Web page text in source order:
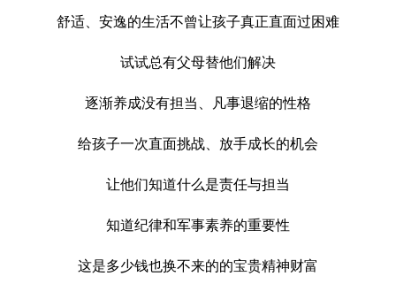
舒适、安逸的生活不曾让孩子真正直面过困难
试试总有父母替他们解决
逐渐养成没有担当、凡事退缩的性格
给孩子一次直面挑战、放手成长的机会
让他们知道什么是责任与担当
知道纪律和军事素养的重要性
这是多少钱也换不来的的宝贵精神财富